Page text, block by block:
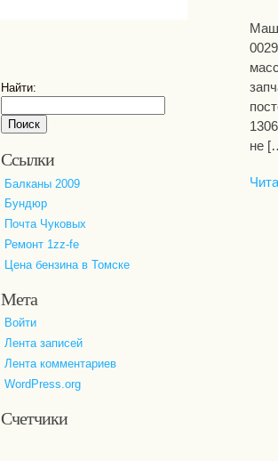
не
Найти:
Ссылки
Балканы 2009
Бундюр
Почта Чуковых
Ремонт 1zz-fe
Цена бензина в Томске
Мета
Войти
Лента записей
Лента комментариев
WordPress.org
Счетчики